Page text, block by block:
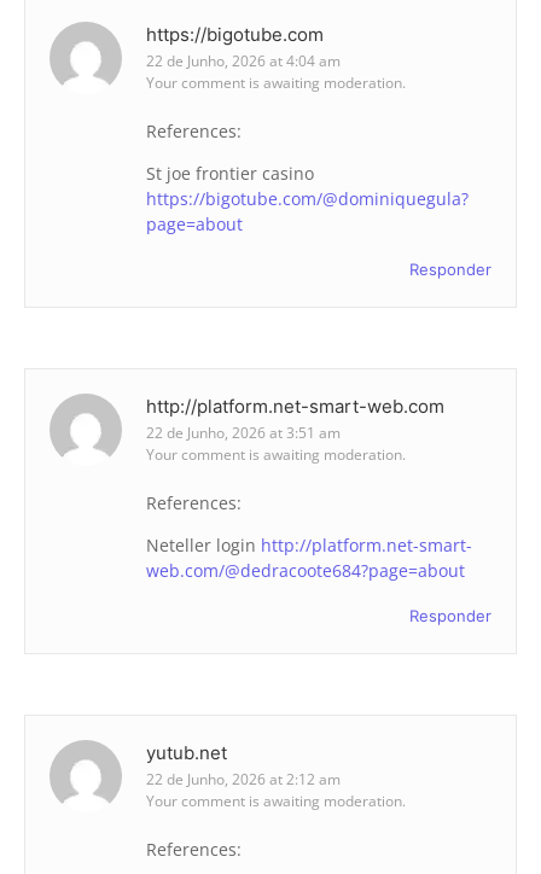
https://bigotube.com
22 de Junho, 2026 at 4:04 am
Your comment is awaiting moderation.
References:
St joe frontier casino
https://bigotube.com/@dominiquegula?
page=about
Responder
http://platform.net-smart-web.com
22 de Junho, 2026 at 3:51 am
Your comment is awaiting moderation.
References:
Neteller login http://platform.net-smart-
web.com/@dedracoote684?page=about
Responder
yutub.net
22 de Junho, 2026 at 2:12 am
Your comment is awaiting moderation.
References: